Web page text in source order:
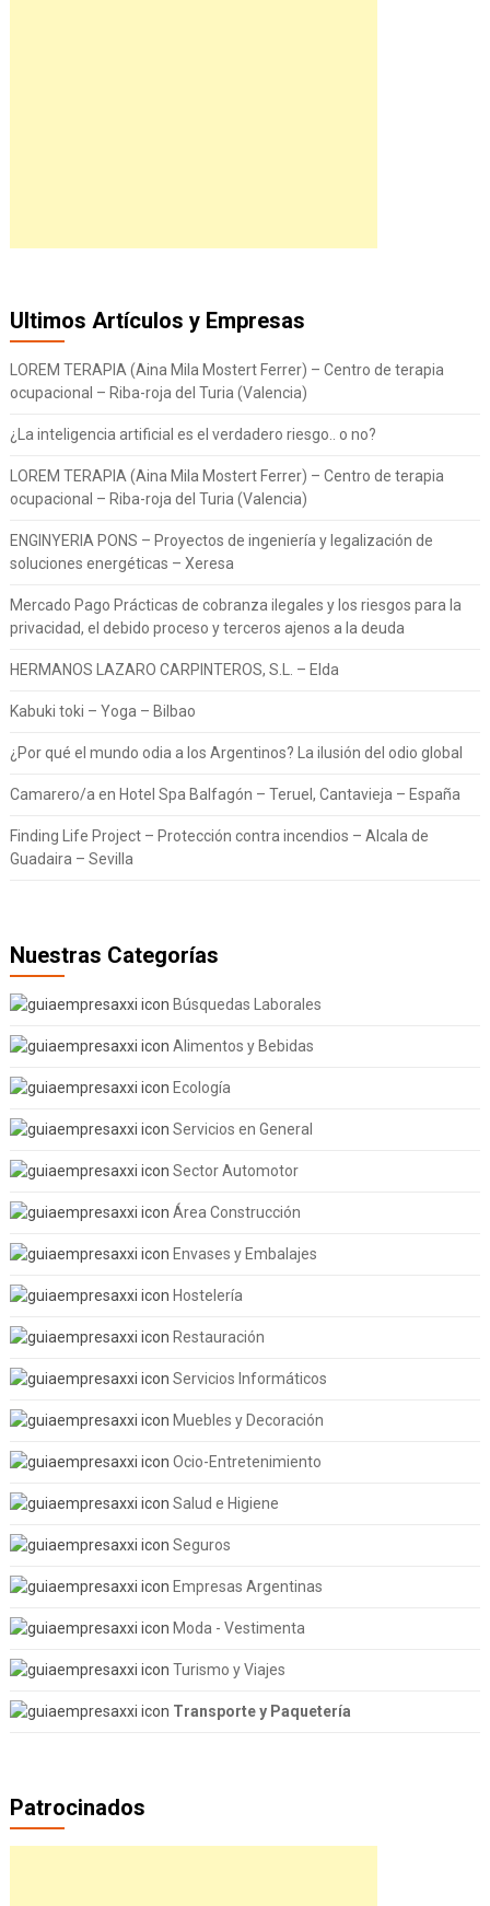
Ultimos Artículos y Empresas
LOREM TERAPIA (Aina Mila Mostert Ferrer) – Centro de terapia
ocupacional – Riba-roja del Turia (Valencia)
¿La inteligencia artificial es el verdadero riesgo.. o no?
LOREM TERAPIA (Aina Mila Mostert Ferrer) – Centro de terapia
ocupacional – Riba-roja del Turia (Valencia)
ENGINYERIA PONS – Proyectos de ingeniería y legalización de
soluciones energéticas – Xeresa
Mercado Pago Prácticas de cobranza ilegales y los riesgos para la
privacidad, el debido proceso y terceros ajenos a la deuda
HERMANOS LAZARO CARPINTEROS, S.L. – Elda
Kabuki toki – Yoga – Bilbao
¿Por qué el mundo odia a los Argentinos? La ilusión del odio global
Camarero/a en Hotel Spa Balfagón – Teruel, Cantavieja – España
Finding Life Project – Protección contra incendios – Alcala de
Guadaira – Sevilla
Nuestras Categorías
Búsquedas Laborales
Alimentos y Bebidas
Ecología
Servicios en General
Sector Automotor
Área Construcción
Envases y Embalajes
Hostelería
Restauración
Servicios Informáticos
Muebles y Decoración
Ocio-Entretenimiento
Salud e Higiene
Seguros
Empresas Argentinas
Moda - Vestimenta
Turismo y Viajes
Transporte y Paquetería
Patrocinados